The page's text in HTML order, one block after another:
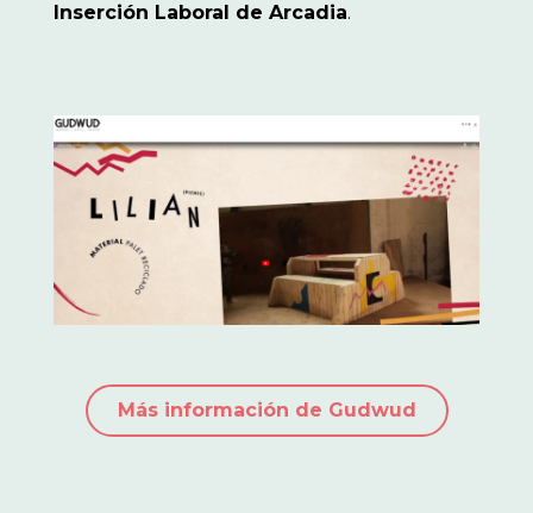
Inserción Laboral de Arcadia.
Más información de Gudwud